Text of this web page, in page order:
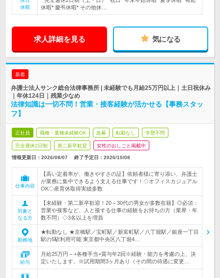
休暇
休暇* 慶弔休暇* その他休…
求人詳細を見る 気になる
新着
弁護士法人サンク総合法律事務所 | 未経験でも月給25万円以上｜土日祝休み
｜年休124日｜残業少なめ
法律知識は一切不問！営業・接客経験が活かせる【事務スタッ
フ】
正社員 職種・業種未経験OK 急募 転勤なし 学歴不問
完全週休2日制 第二新卒歓迎 女性のおしごと掲載中
情報更新日：2026/08/07 終了予定日： 2026/10/08
仕事内容
【高い定着率が、働きやすさの証】依頼者様に寄り添い、弁護士
が業務に集中できるよう支える仕事です！◇オフィスカジュアル
OK◇産育休取得実績多数
対象と
なる方
【未経験・第二新卒歓迎！20～30代の男女が多数在籍】◎必須：
営業や接客など、人と接する仕事の経験をお持ちの方（業界・年
数不問）◇3名以上を増員
勤務地
★転勤なし ★京橋駅／宝町駅／新富町駅／八丁堀駅／銀座一丁目
駅の5駅利用可能 東京都中央区八丁堀4…
給与
月給25万円～+各種手当+賞与年2回※経験・能力を考慮の上、決
定いたします。※試用期間3ヶ月あり（その間の待遇に変更…